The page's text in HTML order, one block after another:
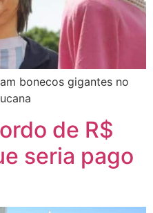
bonecos gigantes no
de R$
seria pago